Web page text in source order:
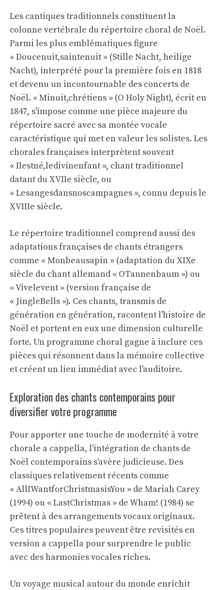
Les cantiques traditionnels constituent la
colonne vertébrale du répertoire choral de Noël.
Parmi les plus emblématiques figure
« Doucenuit,saintenuit » (Stille Nacht, heilige
Nacht), interprété pour la première fois en 1818
et devenu un incontournable des concerts de
Noël. « Minuit,chrétiens » (O Holy Night), écrit en
1847, s'impose comme une pièce majeure du
répertoire sacré avec sa montée vocale
caractéristique qui met en valeur les solistes. Les
chorales françaises interprètent souvent
« Ilestné,ledivinenfant », chant traditionnel
datant du XVIIe siècle, ou
« Lesangesdansnoscampagnes », connu depuis le
XVIIIe siècle.
Le répertoire traditionnel comprend aussi des
adaptations françaises de chants étrangers
comme « Monbeausapin » (adaptation du XIXe
siècle du chant allemand « OTannenbaum ») ou
« Vivelevent » (version française de
« JingleBells »). Ces chants, transmis de
génération en génération, racontent l'histoire de
Noël et portent en eux une dimension culturelle
forte. Un programme choral gagne à inclure ces
pièces qui résonnent dans la mémoire collective
et créent un lien immédiat avec l'auditoire.
Exploration des chants contemporains pour
diversifier votre programme
Pour apporter une touche de modernité à votre
chorale a cappella, l'intégration de chants de
Noël contemporains s'avère judicieuse. Des
classiques relativement récents comme
« AllIWantforChristmasisYou » de Mariah Carey
(1994) ou « LastChristmas » de Wham! (1984) se
prêtent à des arrangements vocaux originaux.
Ces titres populaires peuvent être revisités en
version a cappella pour surprendre le public
avec des harmonies vocales riches.
Un voyage musical autour du monde enrichit